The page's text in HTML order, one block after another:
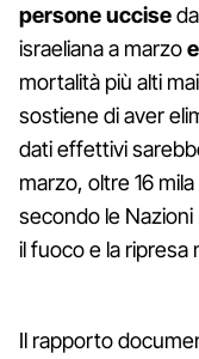
persone uccise
israeliana a marzo
mortalità più alti
sostiene di aver
dati effettivi
marzo, oltre 16
secondo le
il fuoco e la ripresa
Il rapporto